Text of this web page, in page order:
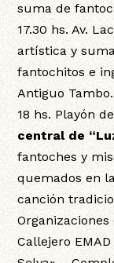
suma de
17.30 hs. Av.
artística y
fantochitos e
Antiguo Tambo.
18 hs. Playón
central de
fantoches y
quemados en
canción
Callejero